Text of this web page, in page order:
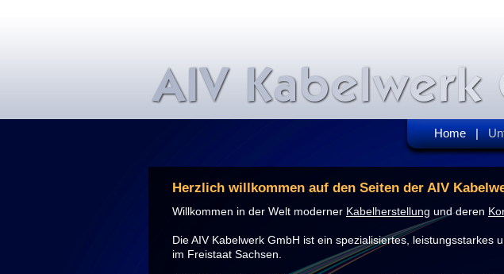
Home|
Herzlich willkommen auf den Seiten der AIV
Willkommen in der Welt moderner Kabelherstellung und deren
Die AIV Kabelwerk GmbH ist ein spezialisiertes, leistungsstarkes
im Freistaat Sachsen.